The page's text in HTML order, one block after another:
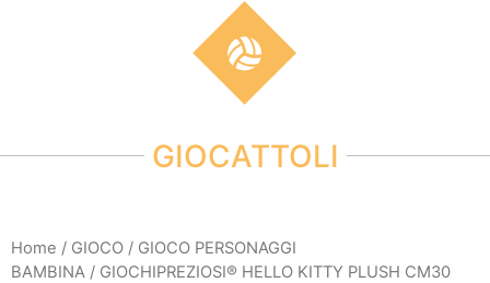
GIOCATTOLI
Home / GIOCO / GIOCO PERSONAGGI
BAMBINA / GIOCHIPREZIOSI® HELLO KITTY PLUSH CM30